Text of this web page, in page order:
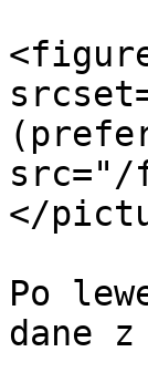
src="/
</
Po
dane